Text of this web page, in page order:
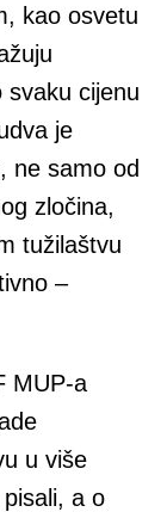
kao osvetu
svaku cijenu
je
ne samo od
zločina,
tužilaštvu
–
MUP-a
u više
a o